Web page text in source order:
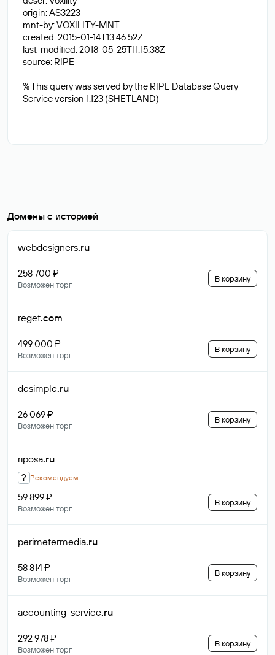
origin: AS3223
mnt-by: VOXILITY-MNT
created: 2015-01-14T13:46:52Z
last-modified: 2018-05-25T11:15:38Z
source: RIPE
% This query was served by the RIPE Database Query
Service version 1.123 (SHETLAND)
Домены с историей
webdesigners.ru
258 700 ₽
Возможен торг
В корзину
reget.com
499 000 ₽
Возможен торг
В корзину
desimple.ru
26 069 ₽
Возможен торг
В корзину
riposa.ru
? Рекомендуем
59 899 ₽
Возможен торг
В корзину
perimetermedia.ru
58 814 ₽
Возможен торг
В корзину
accounting-service.ru
292 978 ₽
Возможен торг
В корзину